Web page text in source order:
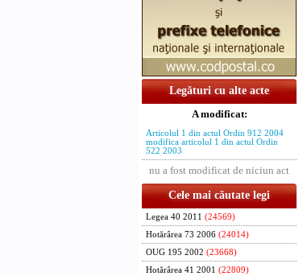
Legături cu alte acte
A modificat:
Articolul 1 din actul Ordin 912 2004
modifica articolul 1 din actul Ordin
522 2003
nu a fost modificat de niciun act
Cele mai căutate legi
Legea 40 2011 (24569)
Hotărârea 73 2006 (24014)
OUG 195 2002 (23668)
Hotărârea 41 2001 (22809)